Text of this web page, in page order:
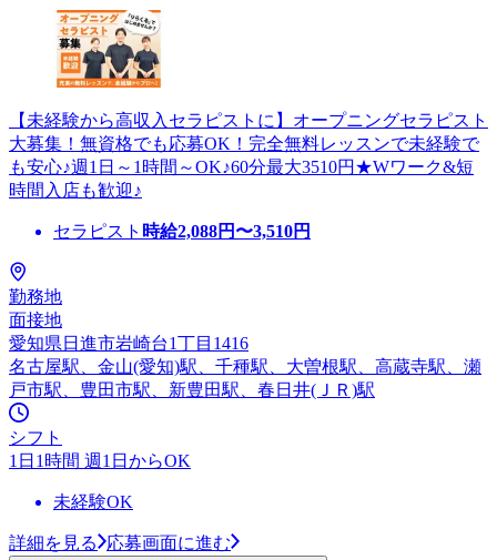
【未経験から高収入セラピストに】オープニングセラピスト
大募集！無資格でも応募OK！完全無料レッスンで未経験で
も安心♪週1日～1時間～OK♪60分最大3510円★Wワーク&短
時間入店も歓迎♪
セラピスト 時給2,088円〜3,510円
勤務地
面接地
愛知県日進市岩崎台1丁目1416
名古屋駅、金山(愛知)駅、千種駅、大曽根駅、高蔵寺駅、瀬
戸市駅、豊田市駅、新豊田駅、春日井(ＪＲ)駅
シフト
1日1時間 週1日からOK
未経験OK
詳細を見る 応募画面に進む